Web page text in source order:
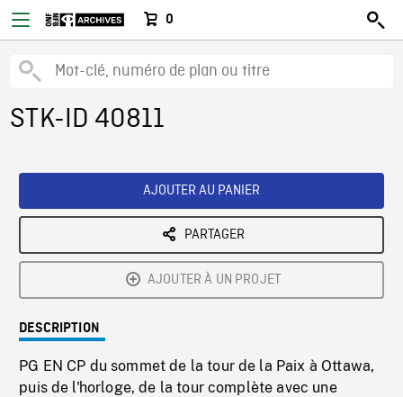
0
STK-ID 40811
AJOUTER AU PANIER
PARTAGER
AJOUTER À UN PROJET
DESCRIPTION
PG EN CP du sommet de la tour de la Paix à Ottawa,
puis de l'horloge, de la tour complète avec une